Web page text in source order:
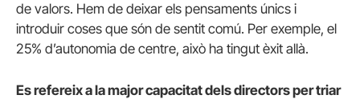
de valors. Hem de deixar els pensaments únics i
introduir coses que són de sentit comú. Per exemple, el
25% d’autonomia de centre, això ha tingut èxit allà.
Es refereix a la major capacitat dels directors per triar